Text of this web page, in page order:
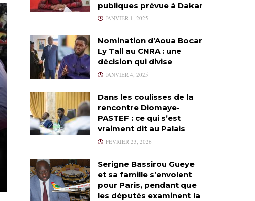
publiques prévue à Dakar
JANVIER 1, 2025
Nomination d’Aoua Bocar
Ly Tall au CNRA : une
décision qui divise
JANVIER 4, 2025
Dans les coulisses de la
rencontre Diomaye-
PASTEF : ce qui s’est
vraiment dit au Palais
FÉVRIER 23, 2026
Serigne Bassirou Gueye
et sa famille s’envolent
pour Paris, pendant que
les députés examinent la